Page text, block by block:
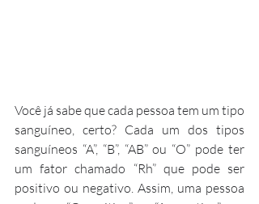
Você já sabe que cada pessoa tem um tipo
sanguíneo, certo? Cada um dos tipos
sanguíneos “A”, “B”, “AB” ou “O” pode ter
um fator chamado “Rh” que pode ser
positivo ou negativo. Assim, uma pessoa